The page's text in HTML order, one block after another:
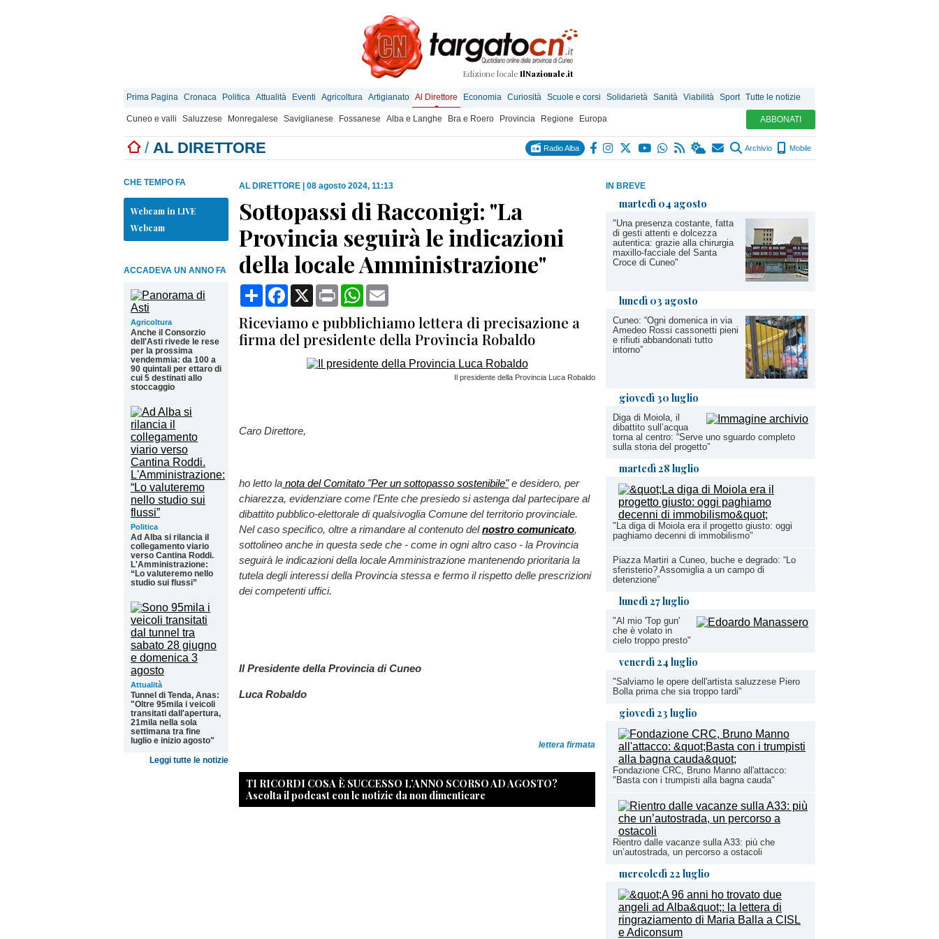
Edizione locale IlNazionale.it
Prima Pagina Cronaca Politica Attualità Eventi Agricoltura Artigianato Al Direttore Economia Curiosità Scuole e corsi Solidarietà Sanità Viabilità Sport Tutte le notizie
Cuneo e valli Saluzzese Monregalese Saviglianese Fossanese Alba e Langhe Bra e Roero Provincia Regione Europa ABBONATI
/ AL DIRETTORE Radio Alba Archivio Mobile
IN BREVE
martedì 04 agosto
"Una presenza costante, fatta
di gesti attenti e dolcezza
autentica: grazie alla chirurgia
maxillo-facciale del Santa
Croce di Cuneo"
lunedì 03 agosto
Cuneo: “Ogni domenica in via
Amedeo Rossi cassonetti pieni
e rifiuti abbandonati tutto
intorno”
giovedì 30 luglio
Diga di Moiola, il
dibattito sull’acqua
torna al centro: “Serve uno sguardo completo
sulla storia del progetto”
martedì 28 luglio
"La diga di Moiola era il progetto giusto: oggi
paghiamo decenni di immobilismo"
Piazza Martiri a Cuneo, buche e degrado: “Lo
sferisterio? Assomiglia a un campo di
detenzione”
lunedì 27 luglio
"Al mio 'Top gun'
che è volato in
cielo troppo presto"
venerdì 24 luglio
"Salviamo le opere dell'artista saluzzese Piero
Bolla prima che sia troppo tardi"
giovedì 23 luglio
Fondazione CRC, Bruno Manno all'attacco:
"Basta con i trumpisti alla bagna cauda"
Rientro dalle vacanze sulla A33: più che
un’autostrada, un percorso a ostacoli
mercoledì 22 luglio
CHE TEMPO FA
Webcam in LIVE
Webcam
ACCADEVA UN ANNO FA
Agricoltura
Anche il Consorzio
dell'Asti rivede le rese
per la prossima
vendemmia: da 100 a
90 quintali per ettaro di
cui 5 destinati allo
stoccaggio
Politica
Ad Alba si rilancia il
collegamento viario
verso Cantina Roddi.
L'Amministrazione:
“Lo valuteremo nello
studio sui flussi”
Attualità
Tunnel di Tenda, Anas:
"Oltre 95mila i veicoli
transitati dall'apertura,
21mila nella sola
settimana tra fine
luglio e inizio agosto"
Leggi tutte le notizie
AL DIRETTORE 08 agosto 2024, 11:13
Sottopassi di Racconigi: "La
Provincia seguirà le indicazioni
della locale Amministrazione"
CondividiFacebook
X Print WhatsApp
Riceviamo e pubblichiamo lettera di precisazione a
firma del presidente della Provincia Robaldo
Il presidente della Provincia Luca Robaldo
Caro Direttore,
ho letto la nota del Comitato "Per un sottopasso sostenibile"e desidero, per
chiarezza, evidenziare come l'Ente che presiedo si astenga dal partecipare al
dibattito pubblico-elettorale di qualsivoglia Comune del territorio provinciale.
Nel caso specifico, oltre a rimandare al contenuto delnostro comunicato,
sottolineo anche in questa sede che - come in ogni altro caso - la Provincia
seguirà le indicazioni della locale Amministrazione mantenendo prioritaria la
tutela degli interessi della Provincia stessa e fermo il rispetto delle prescrizioni
dei competenti uffici.
Il Presidente della Provincia di Cuneo
Luca Robaldo
lettera firmata
TI RICORDI COSA È SUCCESSO L’ANNO SCORSO AD AGOSTO?
Ascolta il podcast con le notizie da non dimenticare